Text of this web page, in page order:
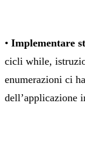
• Implementare
cicli while,
enumerazioni ci
dell’applicazione